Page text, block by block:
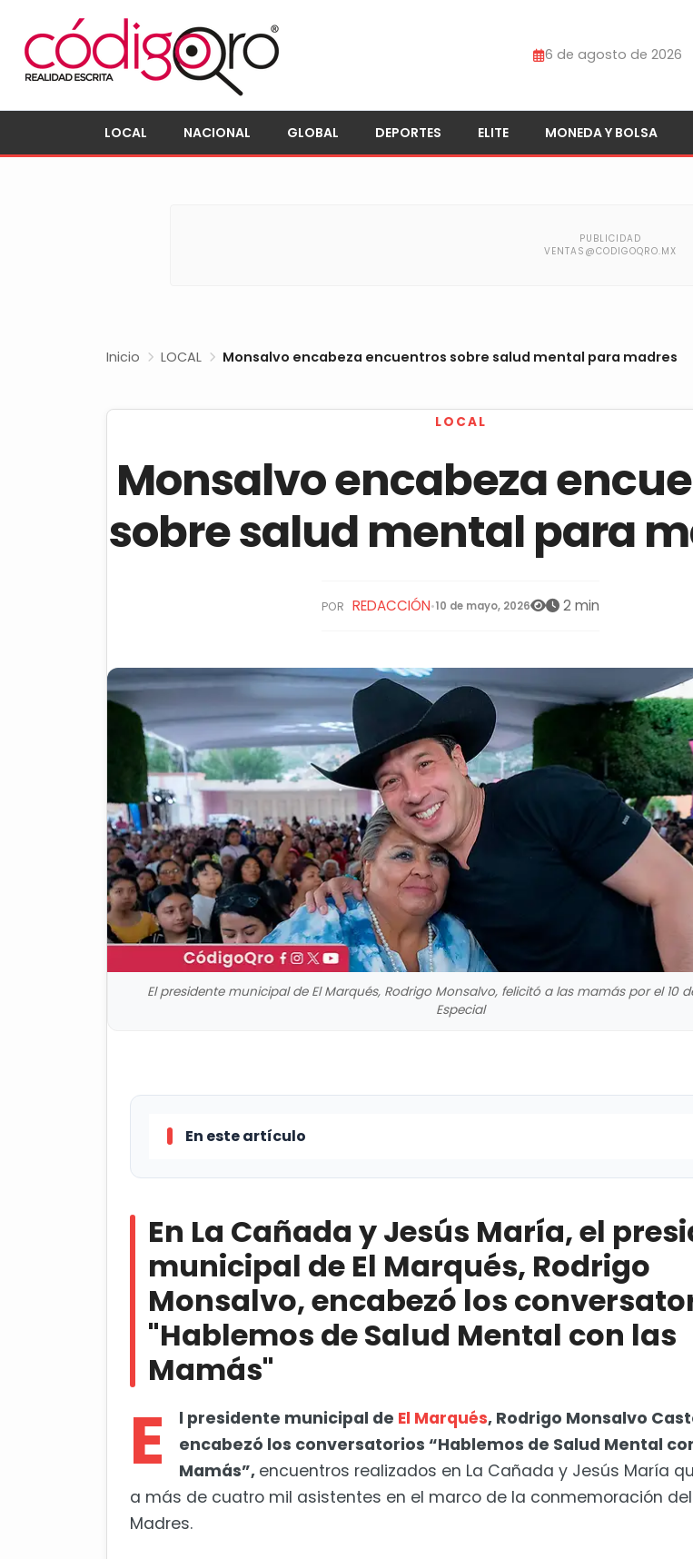
6 de agosto de 2026
LOCAL NACIONAL GLOBAL DEPORTES ELITE MONEDA Y BOLSA
Inicio LOCAL Monsalvo encabeza encuentros sobre salud mental para madres
LOCAL
Monsalvo encabeza
sobre salud mental para
POR REDACCIÓN•10 de mayo, 2026 2 min
El presidente municipal de El Marqués, Rodrigo Monsalvo, felicitó a las mamás por el 10
Especial
En este artículo
Chepe Guerrero reconoce a mamás trabajadoras de Corregidora
En La Cañada y Jesús María, el
municipal de El Marqués, Rodrigo
Monsalvo, encabezó los
"Hablemos de Salud Mental con las
Mamás"
E l presidente municipal de El Marqués, Rodrigo Monsalvo
encabezó los conversatorios “Hablemos de Salud Mental
Mamás”, encuentros realizados en La Cañada y Jesús María
a más de cuatro mil asistentes en el marco de la conmemoración
Madres.